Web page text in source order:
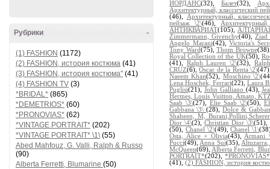
-
Рубрики
(1) FASHION (1172)
(2) FASHION, история костюма (41)
(3) FASHION, история костюма" (41)
(4) FASHION TV (3)
*BRIDAL* (865)
*DEMETRIOS* (60)
*PRONOVIAS* (62)
*VINTAGE PORTRAIT* (202)
*VINTAGE PORTRAIT* \1\(55)
Abed Mahfouz, G. Valli, Ralph & Russo
(90)
Alberta Ferretti, Blumarine (50)
ЙОРДАНС(32),Балет(32),
Архитектурный, классический
(46),
Архитектурный,
пейзаж \2\(46),
АНТИКВАРИАТ(105),
Zimmermann, Givenchy(40), Ziad
Angelo Marani(42),Victoria's
Tony Ward(75), Thom Browne
Royal Collection of the UK(50),
(41), Ralph Lauren \2\(32),
CRUZ(6),Oscar de la Renta \2\
Naeem Khan(52), Moschino \2\
Lena Hoschek, Ferrari(22), Laura
Puglisi(21), John Galliano (43),
Hermes, Louis Vuitton, Amato,
Saab \3\(27), Elie Saab \2\(50),
Gabbana \3\ (28), Dolce &
Shaheen, M, Burani,Pollini,Scherer
Dior \4\(2),Christian Dior \3\(51),
(50), Chanel \2\(49),Chanel \1\
Osta, Alice + Olivia(43), Armani
Pucci(49), Anna Sui(35),
McQueen(69), Alberta Ferretti,
PORTRAIT*(202),*PRONOVIAS*
(41), (2) FASHION, история